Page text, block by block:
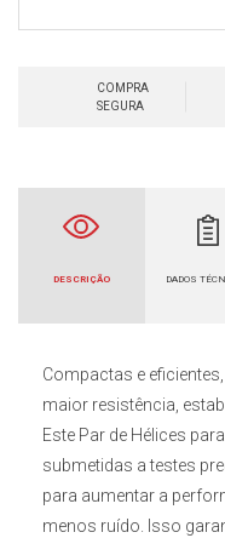
COMPRA
SEGURA
DESCRIÇÃO DADOS
Compactas e
maior resistência,
Este Par de Hélices para
submetidas a testes
para aumentar a
menos ruído. Isso